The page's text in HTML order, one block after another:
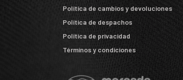
Política de cambios y devoluciones
Política de despachos
Política de privacidad
Términos y condiciones